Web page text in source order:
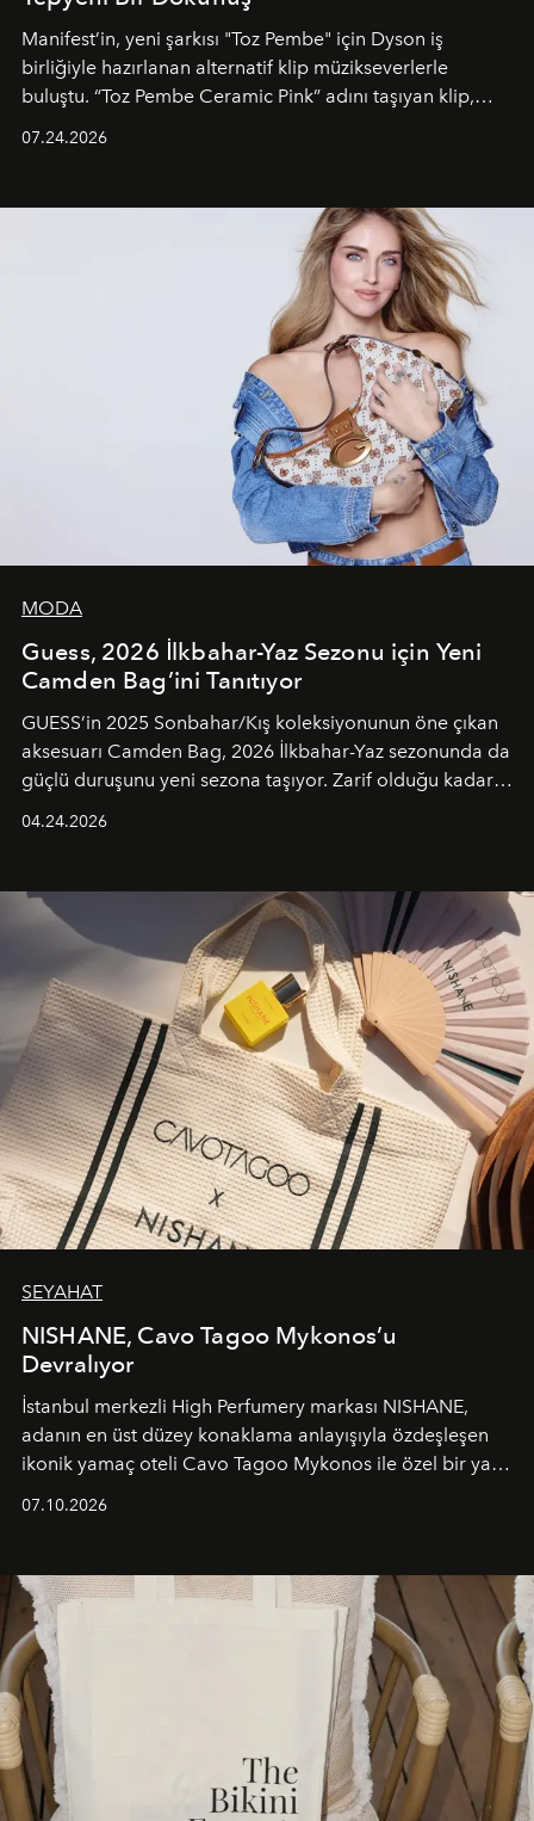
Manifest’in, yeni şarkısı "Toz Pembe" için Dyson iş
birliğiyle hazırlanan alternatif klip müzikseverlerle
buluştu. “Toz Pembe Ceramic Pink” adını taşıyan klip,
unsurlarından biri olarak öne çıkıyor.
07.24.2026
MODA
Guess, 2026 İlkbahar-Yaz Sezonu için Yeni
Camden Bag’ini Tanıtıyor
GUESS’in 2025 Sonbahar/Kış koleksiyonunun öne çıkan
aksesuarı Camden Bag, 2026 İlkbahar-Yaz sezonunda da
güçlü duruşunu yeni sezona taşıyor. Zarif olduğu kadar
04.24.2026
SEYAHAT
NISHANE, Cavo Tagoo Mykonos’u
Devralıyor
İstanbul merkezli High Perfumery markası NISHANE,
adanın en üst düzey konaklama anlayışıyla özdeşleşen
ikonik yamaç oteli Cavo Tagoo Mykonos ile özel bir yaz
buluşturarak markanın Cavo Tagoo’daki varlığını
sürükleyici ve mevsime özel bir deneyime dönüştürüyor.
07.10.2026